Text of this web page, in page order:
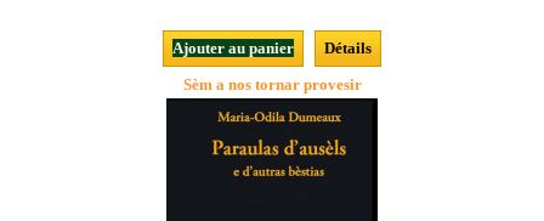
Ajouter au panier
Détails
Sèm a nos tornar provesir